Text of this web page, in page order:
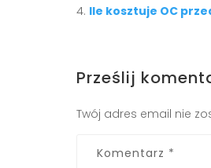
Ile kosztuje OC
Prześlij
Twój adres email nie